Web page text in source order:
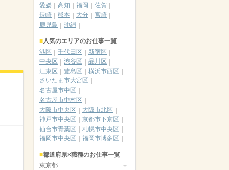
愛媛
高知 福岡
佐賀
長崎
熊本 大分
宮崎
鹿児島
沖縄
人気のエリアのお仕事一覧
港区
千代田区
新宿区
中央区
渋谷区
品川区
江東区
豊島区
横浜市西区
さいたま市大宮区
名古屋市中区
名古屋市中村区
大阪市中央区
大阪市北区
神戸市中央区
京都市下京区
仙台市青葉区
札幌市中央区
福岡市中央区
福岡市博多区
都道府県×職種のお仕事一覧
東京都